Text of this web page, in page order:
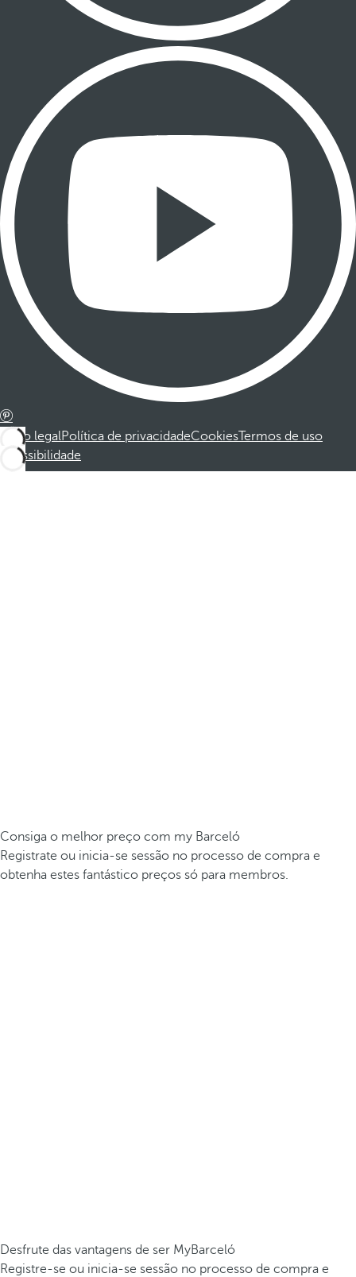
Aviso legalPolítica de privacidadeCookiesTermos de uso
Acessibilidade
Consiga o melhor preço com my Barceló
Registrate ou inicia-se sessão no processo de compra e
obtenha estes fantástico preços só para membros.
Desfrute das vantagens de ser MyBarceló
Registre-se ou inicia-se sessão no processo de compra e